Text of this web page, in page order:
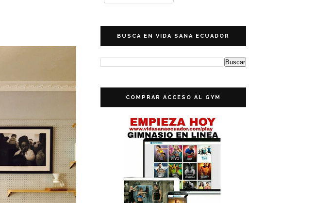
BUSCA EN VIDA SANA ECUADOR
COMPRAR ACCESO AL GYM